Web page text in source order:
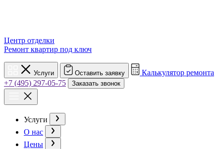
Центр отделки
Ремонт квартир под ключ
Услуги Оставить заявку
Калькулятор ремонта
+7 (495) 297-05-75
Заказать звонок
Услуги
О нас
Цены